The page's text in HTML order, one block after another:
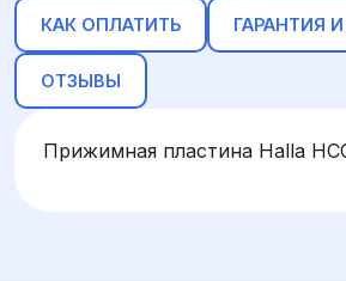
КАК ОПЛАТИТЬ ГАРАНТИЯ
ОТЗЫВЫ
Прижимная пластина Halla